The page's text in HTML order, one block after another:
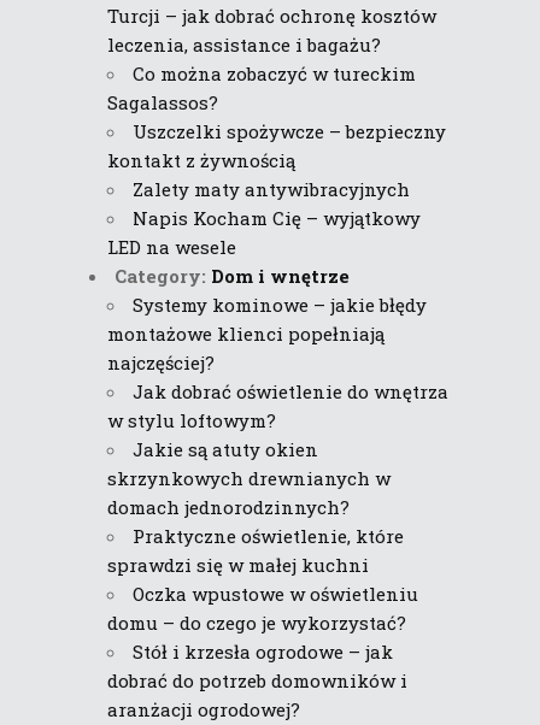
Turcji – jak dobrać ochronę kosztów
leczenia, assistance i bagażu?
Co można zobaczyć w tureckim
Sagalassos?
Uszczelki spożywcze – bezpieczny
kontakt z żywnością
Zalety maty antywibracyjnych
Napis Kocham Cię – wyjątkowy
LED na wesele
Category: Dom i wnętrze
Systemy kominowe – jakie błędy
montażowe klienci popełniają
najczęściej?
Jak dobrać oświetlenie do wnętrza
w stylu loftowym?
Jakie są atuty okien
skrzynkowych drewnianych w
domach jednorodzinnych?
Praktyczne oświetlenie, które
sprawdzi się w małej kuchni
Oczka wpustowe w oświetleniu
domu – do czego je wykorzystać?
Stół i krzesła ogrodowe – jak
dobrać do potrzeb domowników i
aranżacji ogrodowej?